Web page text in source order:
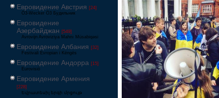
Евровидение Австрия [24]
Ö3-Wecker Ö3 Будильник
Евровидение
Азербайджан [549]
Avrovijn Avroviziya Mahnı Müsabiqəsi
Евровидение Албания [32]
Festivali Evropian i Këngës
Евровидение Андорра [15]
Eurovisió
Евровидение Армения
[228]
Եվրատեսիլ երգի մրցույթ